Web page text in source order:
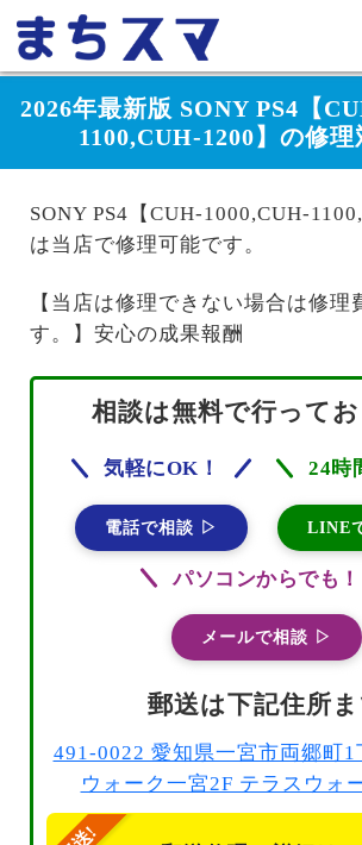
2026年最新版 SONY PS4【
1100,CUH-1200】の修理
SONY PS4【CUH-1000,CUH-
は当店で修理可能です。
【当店は修理できない場合は修理
す。】安心の成果報酬
相談は無料で行って
気軽にOK！
電話で相談 ▷
24時
LINE
パソコンからでも！
メールで相談 ▷
郵送は下記住所
491-0022 愛知県一宮市両郷町1
ウォーク一宮2F テラスウォ